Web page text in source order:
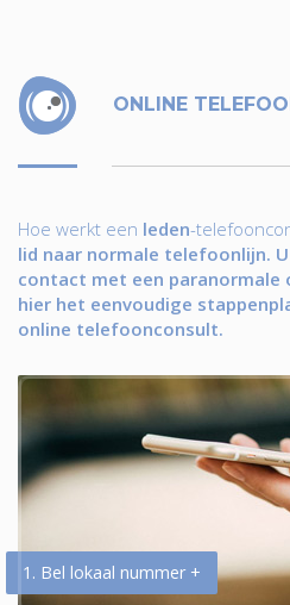
ONLINE
Hoe werkt een leden-
lid naar normale telefoonlijn.
contact met een paranormale
hier het eenvoudige
online telefoonconsult.
1. Bel lokaal nummer +